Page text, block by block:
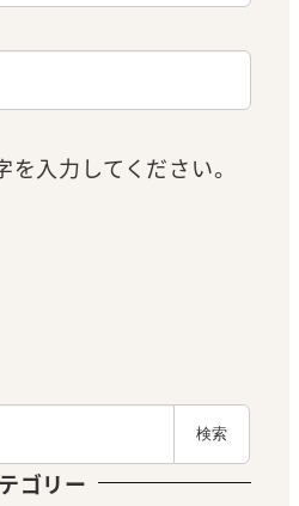
を入力してください。
検索
ゴリー